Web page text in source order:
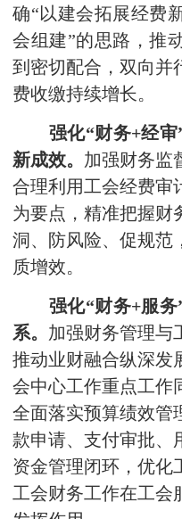
确“以建会拓展经费
会组建”的思路，推
到密切配合，双向并
费收缴持续增长。
强化“财务+经
新成效。 加强财务监
合理利用工会经费审
为要点，精准把握财
洞、防风险、促规范
质增效。
强化“财务+服
系。 加强财务管理与
推动业财融合纵深发
会中心工作重点工作
全面落实预算绩效管
款申请、支付审批、
资金管理闭环，优化
工会财务工作在工会